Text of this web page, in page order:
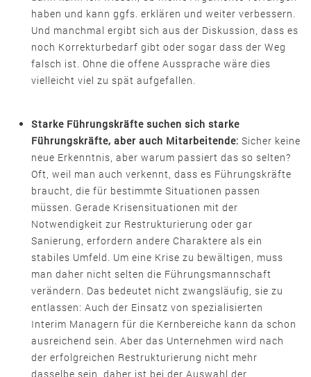
haben und kann ggfs. erklären und weiter verbessern.
Und manchmal ergibt sich aus der Diskussion, dass es
noch Korrekturbedarf gibt oder sogar dass der Weg
falsch ist. Ohne die offene Aussprache wäre dies
vielleicht viel zu spät aufgefallen.
Starke Führungskräfte suchen sich starke
Führungskräfte, aber auch Mitarbeitende: Sicher keine
neue Erkenntnis, aber warum passiert das so selten?
Oft, weil man auch verkennt, dass es Führungskräfte
braucht, die für bestimmte Situationen passen
müssen. Gerade Krisensituationen mit der
Notwendigkeit zur Restrukturierung oder gar
Sanierung, erfordern andere Charaktere als ein
stabiles Umfeld. Um eine Krise zu bewältigen, muss
man daher nicht selten die Führungsmannschaft
verändern. Das bedeutet nicht zwangsläufig, sie zu
entlassen: Auch der Einsatz von spezialisierten
Interim Managern für die Kernbereiche kann da schon
ausreichend sein. Aber das Unternehmen wird nach
der erfolgreichen Restrukturierung nicht mehr
dasselbe sein, daher ist bei der Auswahl der